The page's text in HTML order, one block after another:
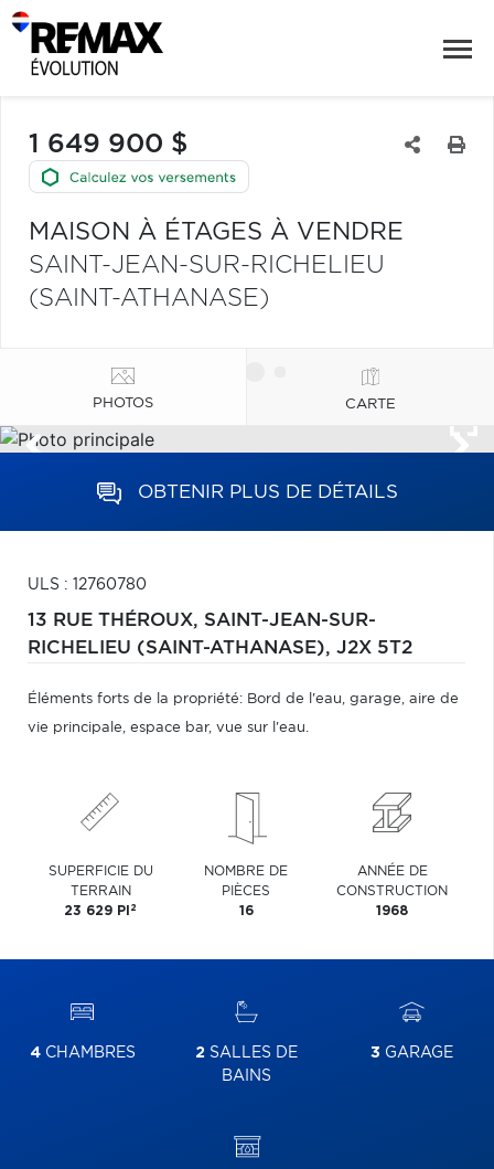
1 649 900 $
MAISON À ÉTAGES À VENDRE
SAINT-JEAN-SUR-RICHELIEU
(SAINT-ATHANASE)
PHOTOS CARTE
OBTENIR PLUS DE DÉTAILS
ULS : 12760780
13 RUE THÉROUX, SAINT-JEAN-SUR-
RICHELIEU (SAINT-ATHANASE), J2X 5T2
Éléments forts de la propriété: Bord de l'eau, garage, aire de
vie principale, espace bar, vue sur l'eau.
SUPERFICIE DU
TERRAIN
23 629 PI 2
NOMBRE DE
PIÈCES
16
ANNÉE DE
CONSTRUCTION
1968
4CHAMBRES 2 SALLES DE
BAINS
3 GARAGE